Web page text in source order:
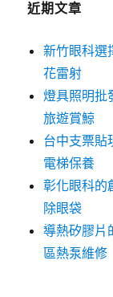
近期文章
新竹眼科選
花雷射
燈具照明批
旅遊賞鯨
台中支票貼
電梯保養
彰化眼科的
除眼袋
導熱矽膠
區熱泵維修